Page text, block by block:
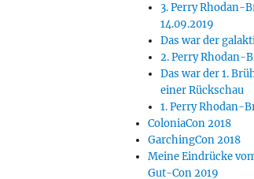
3. Perry Rhodan-
14.09.2019
Das war der
2. Perry Rhodan-
Das war der 1.
einer Rückschau
1. Perry Rhodan-
ColoniaCon 2018
GarchingCon 2018
Meine Eindrücke
Gut-Con 2019